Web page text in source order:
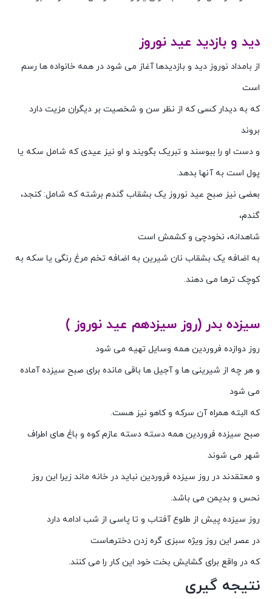
دید و بازدید عید نوروز
از بامداد نوروز دید و بازدیدها آغاز می شود در همه خانواده ها رسم
است
که به دیدار کسی که از نظر سن و شخصیت بر دیگران مزیت دارد
بروند
و دست او را ببوسند و تبریک بگویند و او نیز عیدی که شامل سکه یا
پول است به آنها بدهد.
بعضی نیز صبح عید نوروز یک بشقاب گندم برشته که شامل: کنجد،
گندم،
شاهدانه، نخودچی و کشمش است
به اضافه یک بشقاب نان شیرین به اضافه تخم مرغ رنگی یا سکه به
کوچک ترها می دهند.
سیزده بدر (روز سیزدهم عید نوروز )
روز دوازده فروردین همه وسایل تهیه می شود
و هر چه از شیرینی ها و آجیل ها باقی مانده برای صبح سیزده آماده
می شود
که البته همراه آن سرکه و کاهو نیز هست.
صبح سیزده فروردین همه دسته دسته عازم کوه و باغ های اطراف
شهر می شوند
و معتقدند در روز سیزده فروردین نباید در خانه ماند زیرا این روز
نحس و بدیمن می باشد.
روز سیزده پیش از طلوع آفتاب و تا پاسی از شب ادامه دارد
در عصر این روز ویژه سبزی گره زدن دخترهاست
که در واقع برای گشایش بخت خود این کار را می کنند.
نتیجه گیری